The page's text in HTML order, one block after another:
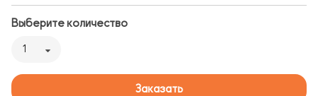
Выберите количество
1
Заказать